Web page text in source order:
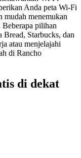
Anda peta Wi-Fi
mudah menemukan
Beberapa pilihan
Bread, Starbucks, dan
atau menjelajahi
di Rancho
di dekat